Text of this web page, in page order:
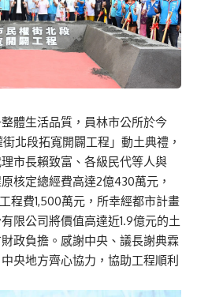
體生活品質，員林市公所於今
北段拓寬開闢工程」動土典禮，
市長賴致富、各級民代等人與
核定總經費高達2億430萬元，
程費1,500萬元，所幸經都市計畫
限公司將價值高達近1.9億元的土
政負擔。感謝中央、議長謝典霖
央地方齊心協力，協助工程順利